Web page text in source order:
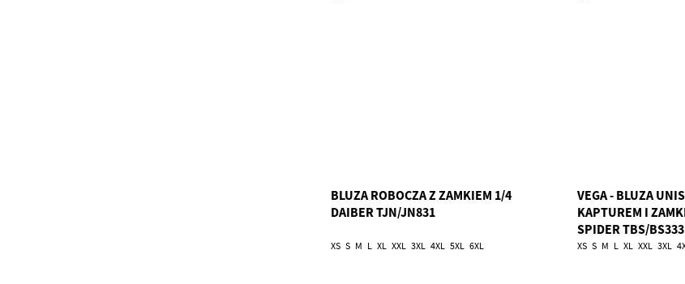
BLUZA ROBOCZA Z ZAMKIEM 1/4
DAIBER TJN/JN831
XS S M L XL XXL 3XL 4XL 5XL 6XL
VEGA - BLUZA
KAPTUREM I
SPIDER TBS/BS333
XS S M L XL XXL 3XL